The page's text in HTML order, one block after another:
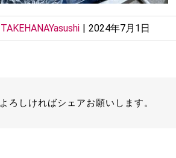
TAKEHANAYasushi | 2024年7月1日
よろしければシェアお願いします。